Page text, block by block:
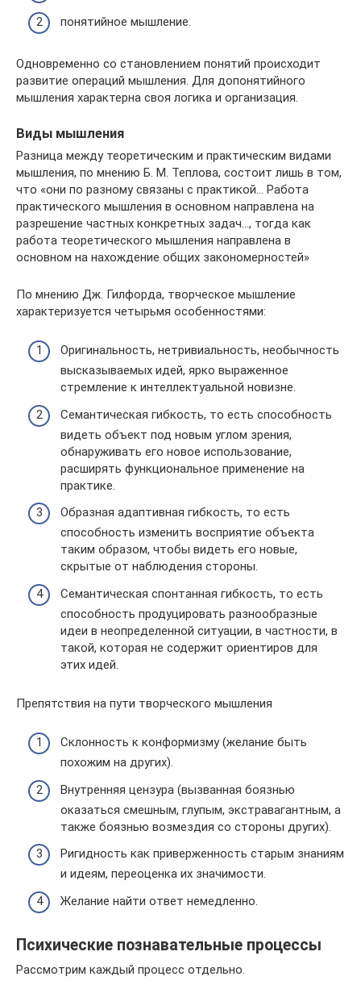
понятийное мышление.
Одновременно со становлением понятий происходит
развитие операций мышления. Для допонятийного
мышления характерна своя логика и организация.
Виды мышления
Разница между теоретическим и практическим видами
мышления, по мнению Б. М. Теплова, состоит лишь в том,
что «они по разному связаны с практикой… Работа
практического мышления в основном направлена на
разрешение частных конкретных задач…, тогда как
работа теоретического мышления направлена в
основном на нахождение общих закономерностей»
По мнению Дж. Гилфорда, творческое мышление
характеризуется четырьмя особенностями:
Оригинальность, нетривиальность, необычность
высказываемых идей, ярко выраженное
стремление к интеллектуальной новизне.
Семантическая гибкость, то есть способность
видеть объект под новым углом зрения,
обнаруживать его новое использование,
расширять функциональное применение на
практике.
Образная адаптивная гибкость, то есть
способность изменить восприятие объекта
таким образом, чтобы видеть его новые,
скрытые от наблюдения стороны.
Семантическая спонтанная гибкость, то есть
способность продуцировать разнообразные
идеи в неопределенной ситуации, в частности, в
такой, которая не содержит ориентиров для
этих идей.
Препятствия на пути творческого мышления
Склонность к конформизму (желание быть
похожим на других).
Внутренняя цензура (вызванная боязнью
оказаться смешным, глупым, экстравагантным, а
также боязнью возмездия со стороны других).
Ригидность как приверженность старым знаниям
и идеям, переоценка их значимости.
Желание найти ответ немедленно.
Психические познавательные процессы
Рассмотрим каждый процесс отдельно.